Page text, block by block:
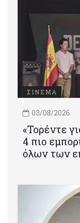
ΣΙΝΕΜΑ
03/08/2026
«Τορέντε
4 πιο
όλων των